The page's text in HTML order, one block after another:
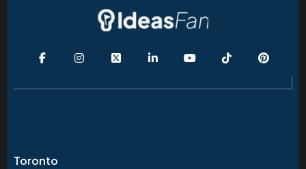
Toronto